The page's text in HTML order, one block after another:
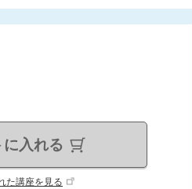
入れる
た講座を見る